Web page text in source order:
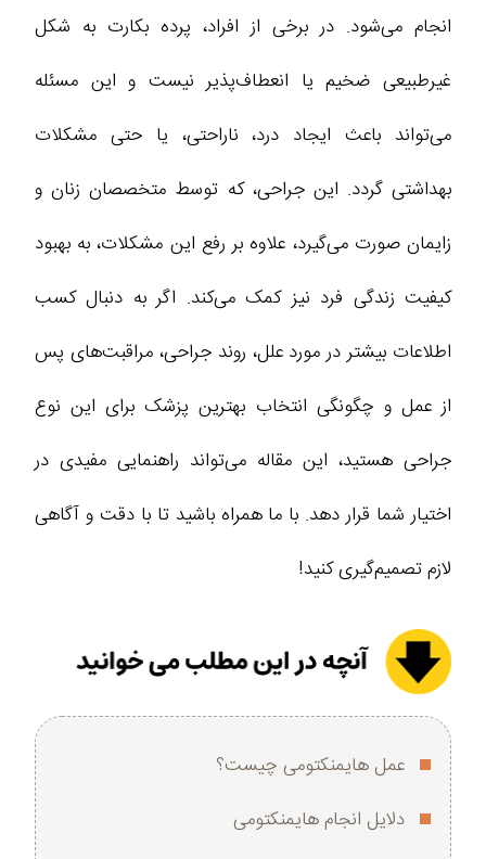
انجام می‌شود. در برخی از افراد، پرده بکارت به شکل
غیرطبیعی ضخیم یا انعطاف‌پذیر نیست و این مسئله
می‌تواند باعث ایجاد درد، ناراحتی، یا حتی مشکلات
بهداشتی گردد. این جراحی، که توسط متخصصان زنان و
زایمان صورت می‌گیرد، علاوه بر رفع این مشکلات، به بهبود
کیفیت زندگی فرد نیز کمک می‌کند. اگر به دنبال کسب
اطلاعات بیشتر در مورد علل، روند جراحی، مراقبت‌های پس
از عمل و چگونگی انتخاب بهترین پزشک برای این نوع
جراحی هستید، این مقاله می‌تواند راهنمایی مفیدی در
اختیار شما قرار دهد. با ما همراه باشید تا با دقت و آگاهی
لازم تصمیم‌گیری کنید!
عمل هایمنکتومی چیست؟
دلایل انجام هایمنکتومی